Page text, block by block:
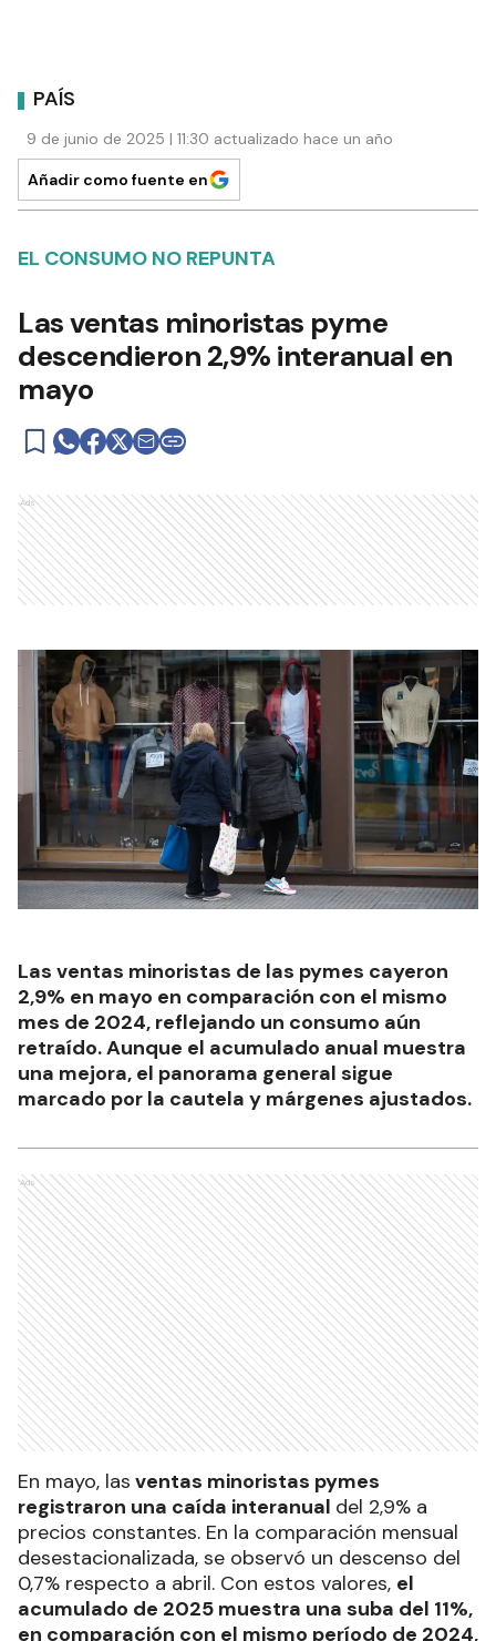
PAÍS
9 de junio de 2025 | 11:30 actualizado hace un año
Añadir como fuente en
EL CONSUMO NO REPUNTA
Las ventas minoristas pyme
descendieron 2,9% interanual en
mayo
Ads
Las ventas minoristas de las pymes cayeron
2,9% en mayo en comparación con el mismo
mes de 2024, reflejando un consumo aún
retraído. Aunque el acumulado anual muestra
una mejora, el panorama general sigue
marcado por la cautela y márgenes ajustados.
Ads
En mayo, las ventas minoristas pymes
registraron una caída interanual del 2,9% a
precios constantes. En la comparación mensual
desestacionalizada, se observó un descenso del
0,7% respecto a abril. Con estos valores, el
acumulado de 2025 muestra una suba del 11%,
en comparación con el mismo período de 2024,